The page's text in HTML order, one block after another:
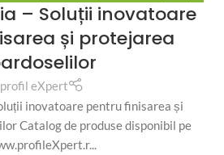
PROFILE, PROFILITEC
– Soluții inovatoare
și protejarea
profil eXpert
inovatoare pentru finisarea și
Catalog de produse disponibil pe